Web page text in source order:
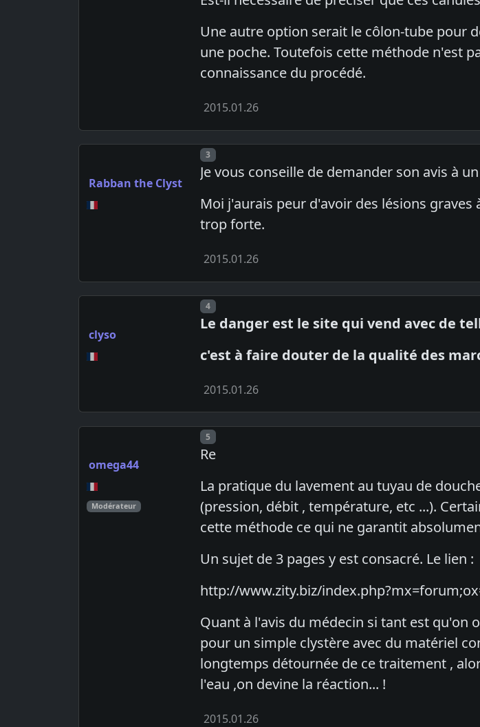
Une autre option serait le côlon-tube pour
une poche. Toutefois cette méthode n'est
connaissance du procédé.
2015.01.26
Rabban the Clyst
Post number
3
Je vous conseille de demander son avis à
Moi j'aurais peur d'avoir des lésions
trop forte.
2015.01.26
clyso
Post number
4
Le danger est le site qui vend avec de
c'est à faire douter de la qualité des
2015.01.26
omega44
Modérateur
Post number
5
Re
La pratique du lavement au tuyau de
(pression, débit , température, etc ...).
cette méthode ce qui ne garantit
Un sujet de 3 pages y est consacré. Le lien :
http://www.zity.biz/
Quant à l'avis du médecin si tant est qu'on
pour un simple clystère avec du matériel
longtemps détournée de ce traitement ,
l'eau ,on devine la réaction... !
2015.01.26